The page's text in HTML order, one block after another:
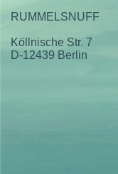
RUMMELSNUFF
Köllnische Str. 7
D-12439 Berlin